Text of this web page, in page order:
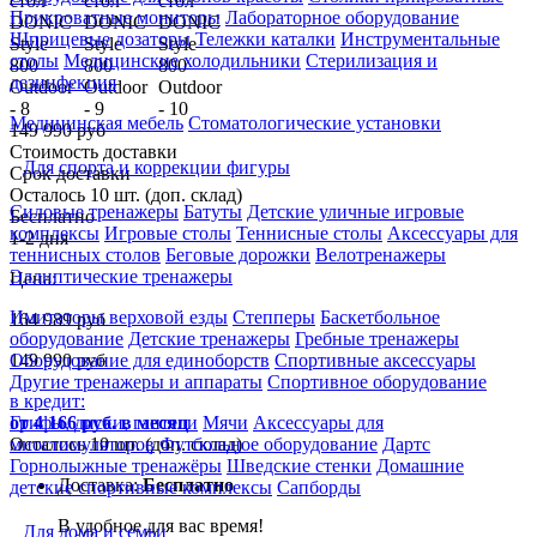
Прикроватные мониторы Лабораторное оборудование
Шприцевые дозаторы Тележки каталки Инструментальные
столы Медицинские холодильники Стерилизация и
дезинфекция
Медицинская мебель Стоматологические установки
Для спорта и коррекции фигуры
Силовые тренажеры Батуты Детские уличные игровые
комплексы Игровые столы Теннисные столы Аксессуары для
теннисных столов Беговые дорожки Велотренажеры
Эллиптические тренажеры
Имитаторы верховой езды Степперы Баскетбольное
оборудование Детские тренажеры Гребные тренажеры
Оборудование для единоборств Спортивные аксессуары
Другие тренажеры и аппараты Спортивное оборудование
Грифы, диски, гантели Мячи Аксессуары для
миостимуляторов Футбольное оборудование Дартс
Горнолыжные тренажёры Шведские стенки Домашние
детские спортивные комплексы Сапборды
Для дома и семьи
149 990 руб
Стоимость доставки
Срок доставки
Осталось 10 шт. (доп. склад)
Бесплатно
1-2 дня
Цена:
164 989руб
149 990руб
в кредит:
от 4 166 руб. в месяц
Осталось 10 шт. (доп. склад)
Доставка:Бесплатно
В удобное для вас время!